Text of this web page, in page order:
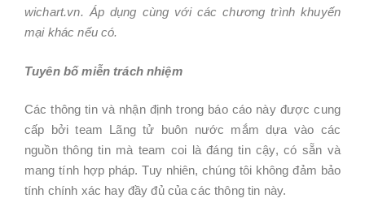
wichart.vn. Áp dụng cùng với các chương trình khuyến
mại khác nếu có.
Tuyên bố miễn trách nhiệm
Các thông tin và nhận định trong báo cáo này được cung
cấp bởi team Lãng tử buôn nước mắm dựa vào các
nguồn thông tin mà team coi là đáng tin cậy, có sẵn và
mang tính hợp pháp. Tuy nhiên, chúng tôi không đảm bảo
tính chính xác hay đầy đủ của các thông tin này.